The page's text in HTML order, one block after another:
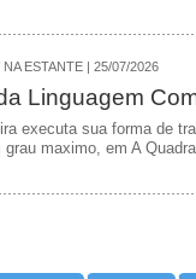
ESTANTE | 25/07/2026
Linguagem
executa sua forma de
maximo, em A